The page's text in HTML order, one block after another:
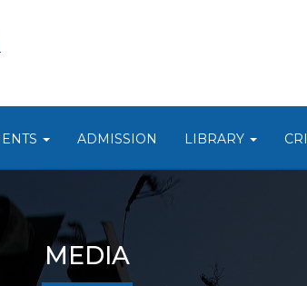
ADMISSION LIBRARY CRI
MEDIA